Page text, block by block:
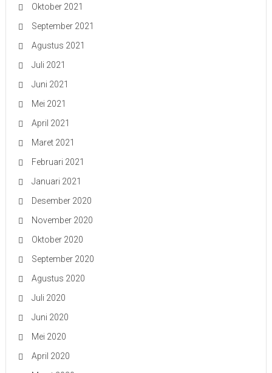
Oktober 2021
September 2021
Agustus 2021
Juli 2021
Juni 2021
Mei 2021
April 2021
Maret 2021
Februari 2021
Januari 2021
Desember 2020
November 2020
Oktober 2020
September 2020
Agustus 2020
Juli 2020
Juni 2020
Mei 2020
April 2020